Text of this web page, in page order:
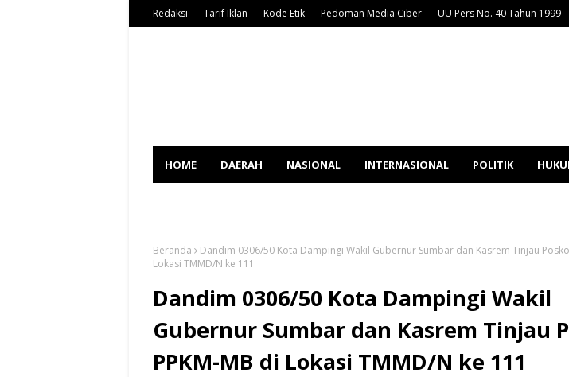
Redaksi Tarif Iklan Kode Etik Pedoman Media Ciber UU Pers No. 40 Tahun 1999
HOME DAERAH NASIONAL INTERNASIONAL POLITIK
Beranda
Dandim 0306/50 Kota Dampingi Wakil Gubernur Sumbar dan Kasrem Tinjau Posko
Lokasi TMMD/N ke 111
Dandim 0306/50 Kota Dampingi Wakil
Gubernur Sumbar dan Kasrem Tinjau
PPKM-MB di Lokasi TMMD/N ke 111